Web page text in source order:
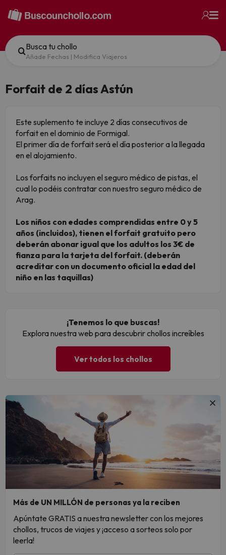
Busca tu chollo
Añade Fechas | Modifica Viajeros
Forfait de 2 días Astún
Este suplemento te incluye 2 días consecutivos de
forfait en el dominio de Formigal.
El primer día de forfait será el día posterior a la llegada
en el alojamiento.
Los forfaits no incluyen el seguro médico de pistas, el
cual lo podéis contratar con nuestro seguro médico de
Arag.
Los niños con edades comprendidas entre 0 y 5
años (incluidos), tienen el forfait gratuito pero
deberán abonar igual que los adultos los 3€ de
fianza para la tarjeta del forfait. (deberán
acreditar con un documento oficial la edad del
niño en las taquillas)
¡Tenemos lo que buscas!
Explora nuestra web para descubrir chollos increíbles
Ver todos los chollos
Más de UN MILLÓN de personas ya la reciben
Apúntate GRATIS a nuestra newsletter con los mejores
chollos, trucos de viajes y ¡acceso a sorteos solo por
leerla!